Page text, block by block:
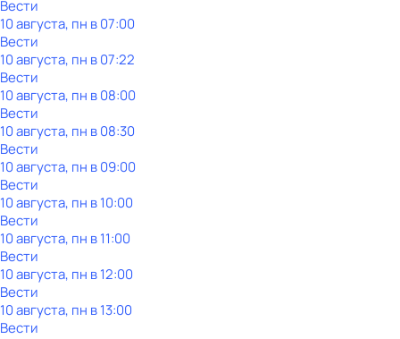
Вести
10 августа, пн в 07:00
Вести
10 августа, пн в 07:22
Вести
10 августа, пн в 08:00
Вести
10 августа, пн в 08:30
Вести
10 августа, пн в 09:00
Вести
10 августа, пн в 10:00
Вести
10 августа, пн в 11:00
Вести
10 августа, пн в 12:00
Вести
10 августа, пн в 13:00
Вести